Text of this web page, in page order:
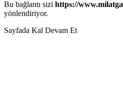
Bu bağlantı sizi https://
yönlendiriyor.
Sayfada Kal Devam Et